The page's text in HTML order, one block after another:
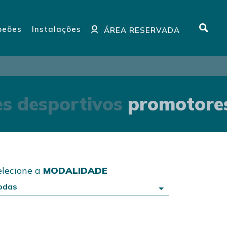
Instalações ÁREA RESERVADA
desportivos
a MODALIDADE